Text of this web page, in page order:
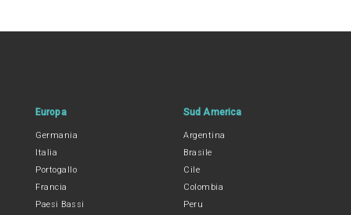
Europa
Germania
Italia
Portogallo
Francia
Paesi Bassi
Sud America
Argentina
Brasile
Cile
Colombia
Peru